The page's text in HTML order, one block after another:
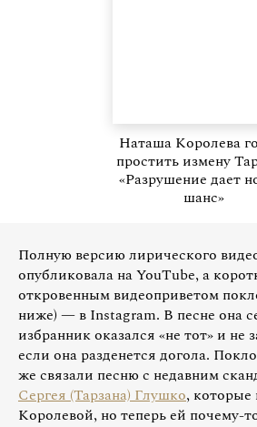
Наташа Королева
простить измену
«Разрушение дает
шанс»
Полную версию лирического
опубликовала на YouTube, а
откровенным видеоприветом
ниже) — в Instagram. В песне она
избранник оказался «не тот» и не
если она разденется догола.
же связали песню с недавним
Сергея (Тарзана) Глушко, которые
Королевой, но теперь ей почему-